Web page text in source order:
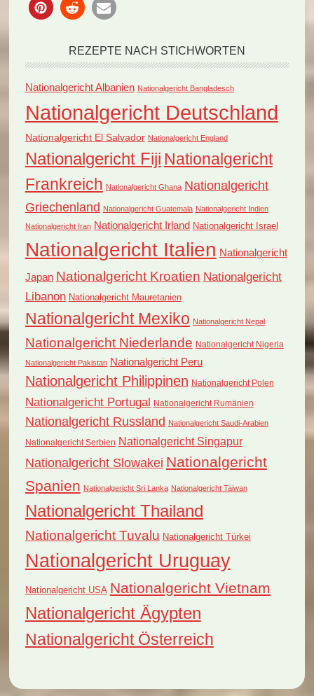
REZEPTE NACH STICHWORTEN
Nationalgericht Albanien Nationalgericht Bangladesch
Nationalgericht Deutschland
Nationalgericht El Salvador Nationalgericht England
Nationalgericht Fiji Nationalgericht
Frankreich Nationalgericht Ghana Nationalgericht
Griechenland Nationalgericht Guatemala Nationalgericht Indien
Nationalgericht Iran Nationalgericht Irland Nationalgericht Israel
Nationalgericht Italien Nationalgericht
Japan Nationalgericht Kroatien Nationalgericht
Libanon Nationalgericht Mauretanien
Nationalgericht Mexiko Nationalgericht Nepal
Nationalgericht Niederlande Nationalgericht Nigeria
Nationalgericht Pakistan Nationalgericht Peru
Nationalgericht Philippinen Nationalgericht Polen
Nationalgericht Portugal Nationalgericht Rumänien
Nationalgericht Russland Nationalgericht Saudi-Arabien
Nationalgericht Serbien Nationalgericht Singapur
Nationalgericht Slowakei Nationalgericht
Spanien Nationalgericht Sri Lanka Nationalgericht Taiwan
Nationalgericht Thailand
Nationalgericht Tuvalu Nationalgericht Türkei
Nationalgericht Uruguay
Nationalgericht USA Nationalgericht Vietnam
Nationalgericht Ägypten
Nationalgericht Österreich